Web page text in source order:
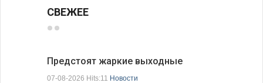
СВЕЖЕЕ
Предстоят жаркие выходные
07-08-2026 Hits:11 Новости